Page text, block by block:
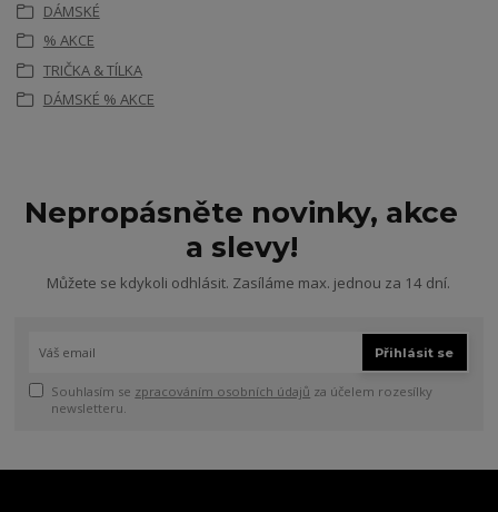
DÁMSKÉ
% AKCE
TRIČKA & TÍLKA
DÁMSKÉ % AKCE
Nepropásněte novinky, akce
a slevy!
Můžete se kdykoli odhlásit. Zasíláme max. jednou za 14 dní.
Přihlásit se
Souhlasím se zpracováním osobních údajů za účelem rozesílky
newsletteru.